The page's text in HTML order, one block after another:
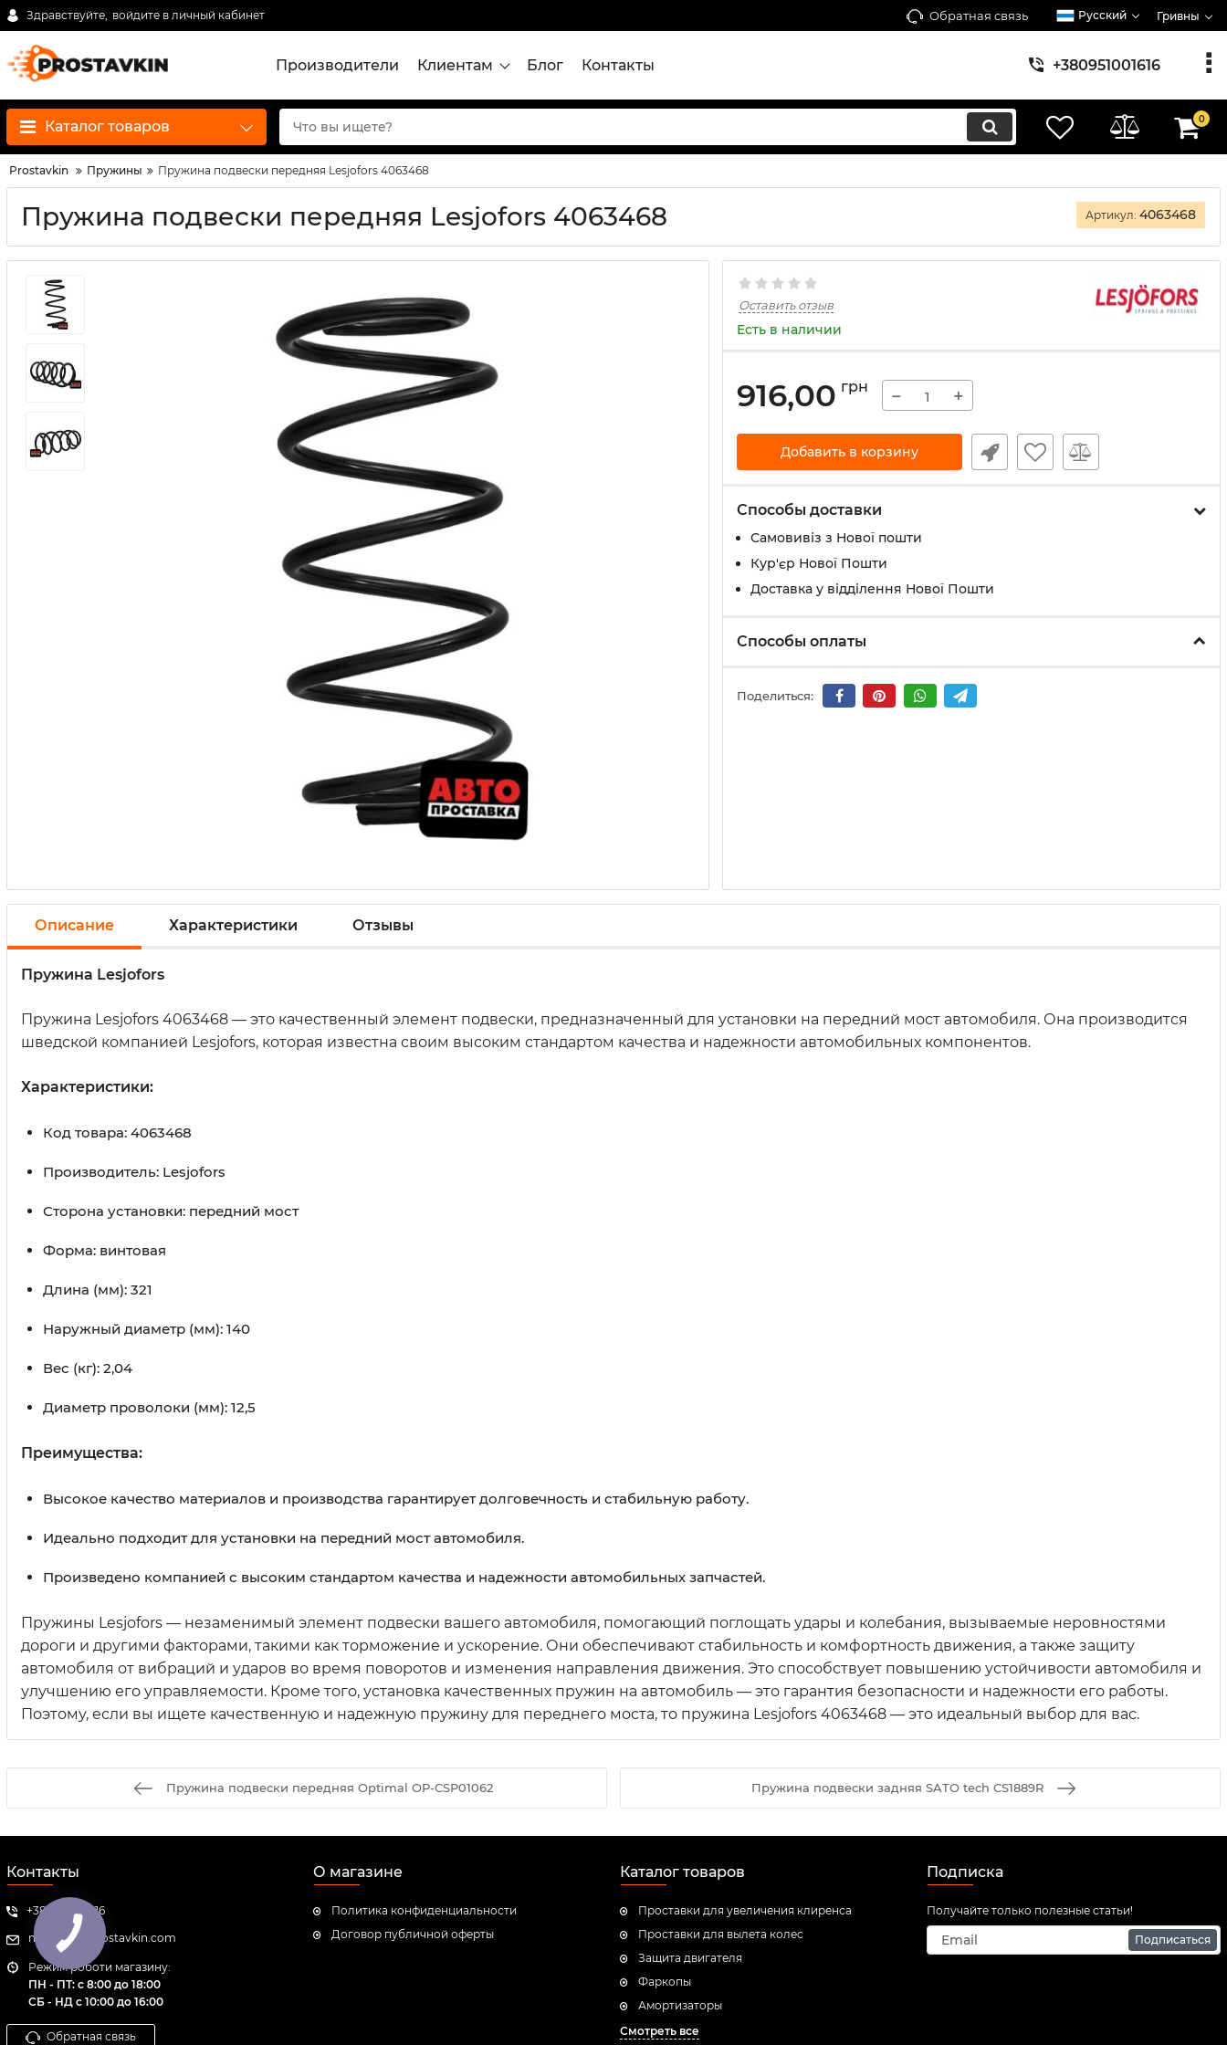
Здравствуйте, войдите в личный кабинет Обратная связь Русский Гривны
Производители Клиентам Блог Контакты +380951001616
Каталог товаров 0
Prostavkin Пружины Пружина подвески передняя Lesjofors 4063468
Пружина подвески передняя Lesjofors 4063468 Артикул: 4063468
Оставить отзыв
Есть в наличии
916,00 грн − +
Добавить в корзину
Способы доставки
Самовивіз з Нової пошти
Кур'єр Нової Пошти
Доставка у відділення Нової Пошти
Способы оплаты
Поделиться:
Описание Характеристики Отзывы
Пружина Lesjofors
Пружина Lesjofors 4063468 — это качественный элемент подвески, предназначенный для установки на передний мост автомобиля. Она производится
шведской компанией Lesjofors, которая известна своим высоким стандартом качества и надежности автомобильных компонентов.
Характеристики:
Код товара: 4063468
Производитель: Lesjofors
Сторона установки: передний мост
Форма: винтовая
Длина (мм): 321
Наружный диаметр (мм): 140
Вес (кг): 2,04
Диаметр проволоки (мм): 12,5
Преимущества:
Высокое качество материалов и производства гарантирует долговечность и стабильную работу.
Идеально подходит для установки на передний мост автомобиля.
Произведено компанией с высоким стандартом качества и надежности автомобильных запчастей.
Пружины Lesjofors — незаменимый элемент подвески вашего автомобиля, помогающий поглощать удары и колебания, вызываемые неровностями
дороги и другими факторами, такими как торможение и ускорение. Они обеспечивают стабильность и комфортность движения, а также защиту
автомобиля от вибраций и ударов во время поворотов и изменения направления движения. Это способствует повышению устойчивости автомобиля и
улучшению его управляемости. Кроме того, установка качественных пружин на автомобиль — это гарантия безопасности и надежности его работы.
Поэтому, если вы ищете качественную и надежную пружину для переднего моста, то пружина Lesjofors 4063468 — это идеальный выбор для вас.
Пружина подвески передняя Optimal OP-CSP01062 Пружина подвески задняя SATO tech CS1889R
Контакты
+380951001616
manager@prostavkin.com
Режим роботи магазину:
ПН - ПТ: с 8:00 до 18:00
СБ - НД с 10:00 до 16:00
Обратная связь
О магазине
Политика конфиденциальности
Договор публичной оферты
Каталог товаров
Проставки для увеличения клиренса
Проставки для вылета колес
Защита двигателя
Фаркопы
Амортизаторы
Смотреть все
Подписка
Получайте только полезные статьи!
Подписаться